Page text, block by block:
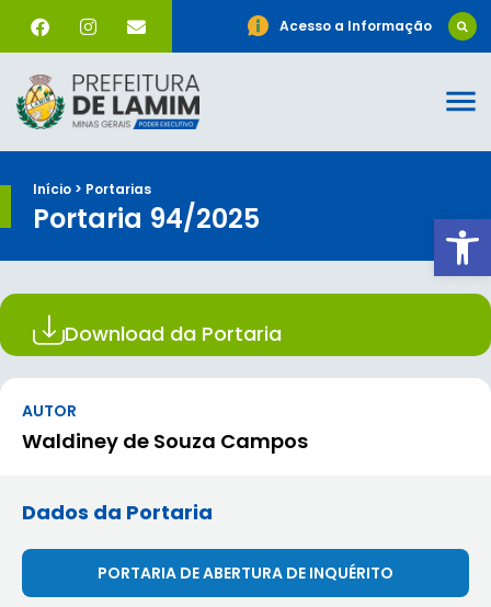
Acesso a Informação
Início > Portarias
Portaria 94/2025
Download da Portaria
AUTOR
Waldiney de Souza Campos
Dados da Portaria
PORTARIA DE ABERTURA DE INQUÉRITO